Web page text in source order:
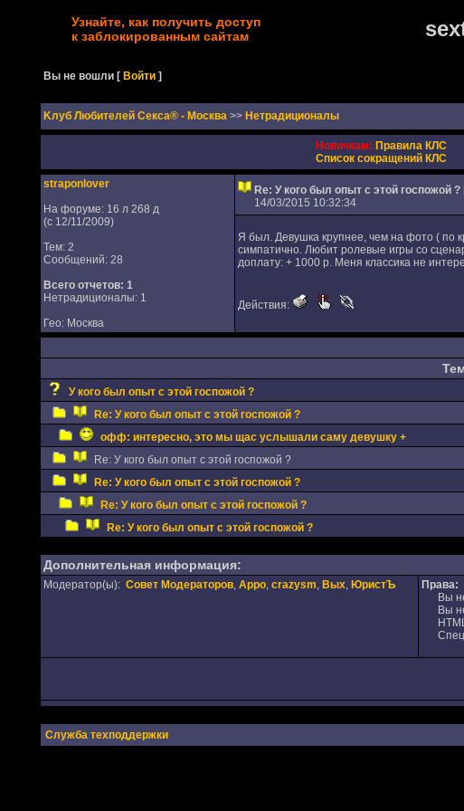
Узнайте, как получить доступ
к заблокированным сайтам
Вы не вошли [Войти ]
Kлуб Любителей Секса® - Москва >> Нетрадиционалы
Новичкам: Правила КЛС
Список сокращений КЛС
straponlover
На форуме: 16 л 268 д
(с 12/11/2009)
Тем: 2
Сообщений: 28
Всего отчетов: 1
Нетрадиционалы: 1
Гео: Москва
Re: У кого был опыт с этой госпожой ?
14/03/2015 10:32:34
Я был. Девушка крупнее, чем на фото ( по
симпатично. Любит ролевые игры со
доплату: + 1000 р. Меня классика не
Действия:
У кого был опыт с этой госпожой ?
Re: У кого был опыт с этой госпожой ?
офф: интересно, это мы щас услышали саму девушку +
Re: У кого был опыт с этой госпожой ?
Re: У кого был опыт с этой госпожой ?
Re: У кого был опыт с этой госпожой ?
Re: У кого был опыт с этой госпожой ?
Дополнительная информация:
Модератор(ы): Совет Модераторов, Appo, crazysm, Вых, ЮристЪ
Права:
Вы не
Вы не
HTML
Служба техподдержки